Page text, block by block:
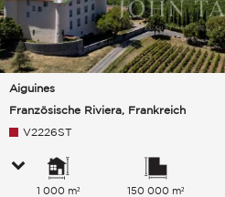
Aiguines
Französische Riviera, Frankreich
V2226ST
1 000 m² 150 000 m²